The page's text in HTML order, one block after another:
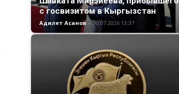
с госвизитом в Кыргызстан
Адилет Асанов - 30.07.2026 13:37